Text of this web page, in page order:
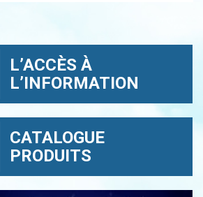
L’ACCÈS À
L’INFORMATION
CATALOGUE
PRODUITS